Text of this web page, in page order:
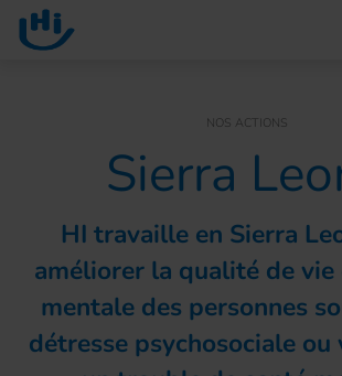
Go to main content
NOS ACTIONS
Sierra
HI travaille en Sierra
améliorer la qualité de vie
mentale des personnes
détresse psychosociale ou